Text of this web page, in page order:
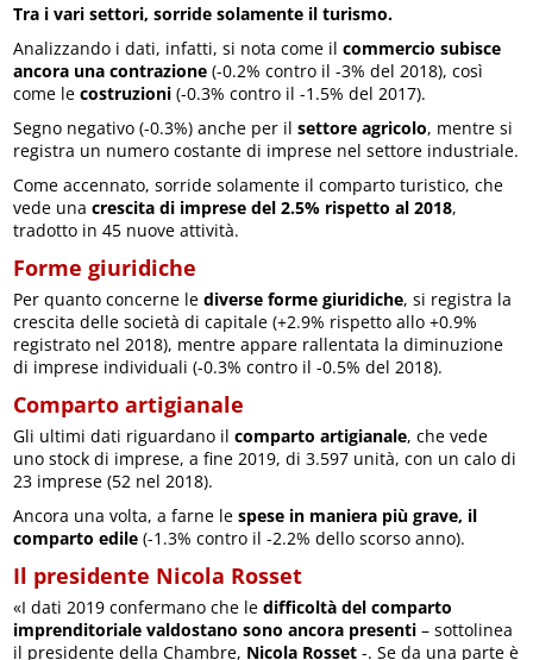
Tra i vari settori, sorride solamente il turismo.
Analizzando i dati, infatti, si nota come ilcommercio subisce
ancora una contrazione (-0.2% contro il -3% del 2018), così
come lecostruzioni (-0.3% contro il -1.5% del 2017).
Segno negativo (-0.3%) anche per ilsettore agricolo, mentre si
registra un numero costante di imprese nel settore industriale.
Come accennato, sorride solamente il comparto turistico, che
vede unacrescita di imprese del 2.5% rispetto al 2018,
tradotto in 45 nuove attività.
Forme giuridiche
Per quanto concerne lediverse forme giuridiche, si registra la
crescita delle società di capitale (+2.9% rispetto allo +0.9%
registrato nel 2018), mentre appare rallentata la diminuzione
di imprese individuali (-0.3% contro il -0.5% del 2018).
Comparto artigianale
Gli ultimi dati riguardano ilcomparto artigianale, che vede
uno stock di imprese, a fine 2019, di 3.597 unità, con un calo di
23 imprese (52 nel 2018).
Ancora una volta, a farne lespese in maniera più grave, il
comparto edile (-1.3% contro il -2.2% dello scorso anno).
Il presidente Nicola Rosset
«I dati 2019 confermano che ledifficoltà del comparto
imprenditoriale valdostano sono ancora presenti – sottolinea
il presidente della Chambre, Nicola Rosset -. Se da una parte è